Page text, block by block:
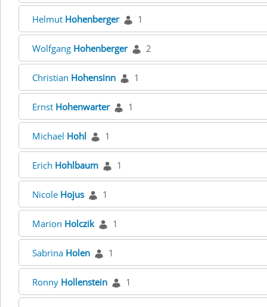
Helmut Hohenberger 1
Wolfgang Hohenberger 2
Christian Hohensinn 1
Ernst Hohenwarter 1
Michael Hohl 1
Erich Hohlbaum 1
Nicole Hojus 1
Marion Holczik 1
Sabrina Holen 1
Ronny Hollenstein 1